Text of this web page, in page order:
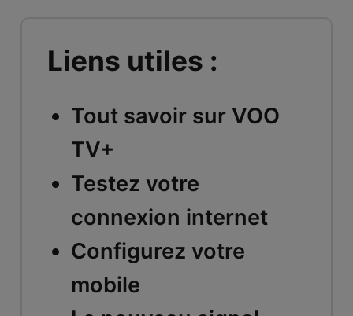
Liens utiles :
Tout savoir sur VOO
TV+
Testez votre
connexion internet
Configurez votre
mobile